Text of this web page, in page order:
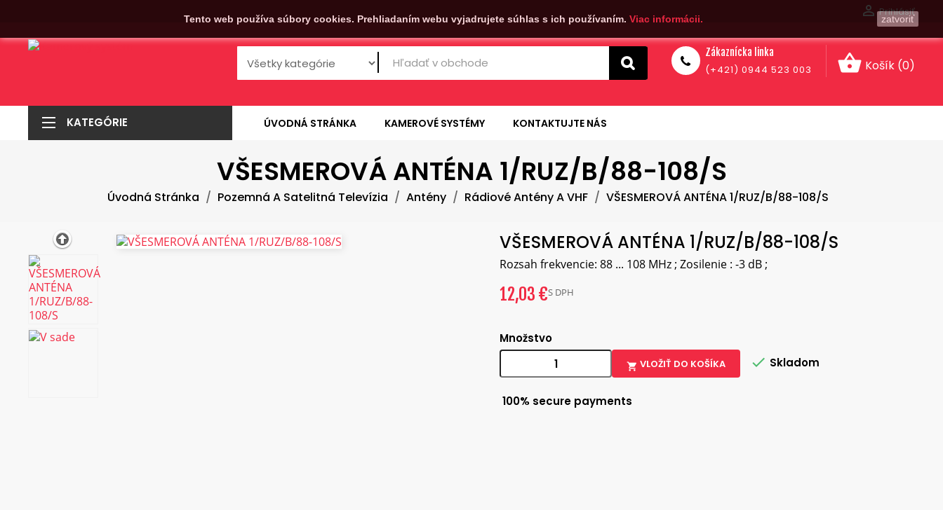
Tento web používa súbory cookies. Prehliadaním webu vyjadrujete súhlas s ich používaním. Viac informácii. zatvoriť
 Prihlásiť
shopping_basket Košík (0)
Zákaznícka linka
(+421) 0944 523 003
ÚVODNÁ STRÁNKA KAMEROVÉ SYSTÉMY KONTAKTUJTE NÁS
KATEGÓRIE
VŠESMEROVÁ ANTÉNA 1/RUZ/B/88-108/S
Úvodná Stránka Pozemná A Satelitná Televízia Antény Rádiové Antény A VHF VŠESMEROVÁ ANTÉNA 1/RUZ/B/88-108/S
VŠESMEROVÁ ANTÉNA 1/RUZ/B/88-108/S
Rozsah frekvencie: 88 ... 108 MHz ; Zosilenie : -3 dB ;
12,03 €S DPH
Množstvo
 VLOŽIŤ DO KOŠÍKA  Skladom
100% secure payments